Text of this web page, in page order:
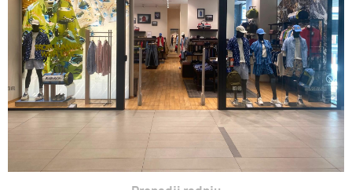
Pronađi radnju